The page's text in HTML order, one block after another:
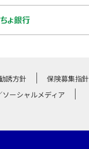
誘方針
保険募集指針
ーシャルメディア